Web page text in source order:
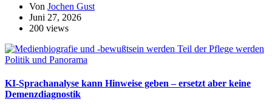
Von Jochen Gust
Juni 27, 2026
200 views
Politik und Panorama
KI-Sprachanalyse kann Hinweise geben – ersetzt aber keine
Demenzdiagnostik